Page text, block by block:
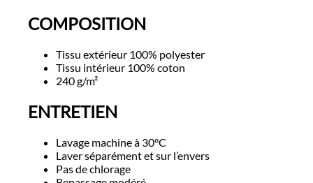
COMPOSITION
Tissu extérieur 100% polyester
Tissu intérieur 100% coton
240 g/m²
ENTRETIEN
Lavage machine à 30°C
Laver séparément et sur l’envers
Pas de chlorage